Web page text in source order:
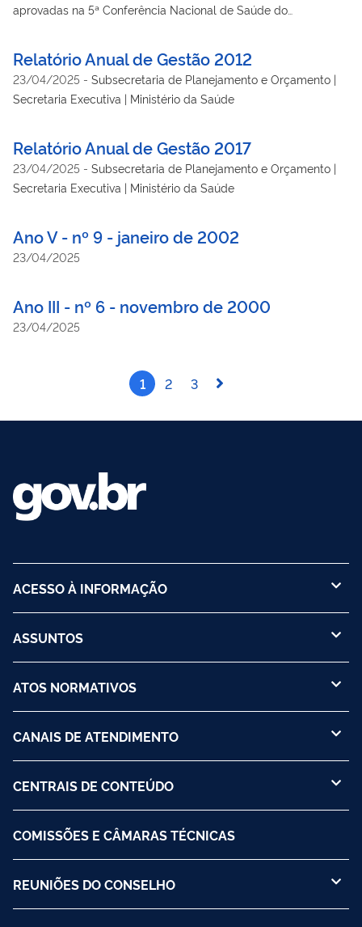
aprovadas na 5ª Conferência Nacional de Saúde do
Relatório Anual de Gestão 2012
23/04/2025 - Subsecretaria de Planejamento e Orçamento |
Secretaria Executiva | Ministério da Saúde
Relatório Anual de Gestão 2017
23/04/2025 - Subsecretaria de Planejamento e Orçamento |
Secretaria Executiva | Ministério da Saúde
Ano V - nº 9 - janeiro de 2002
23/04/2025
Ano III - nº 6 - novembro de 2000
23/04/2025
1 2 3
ACESSO À INFORMAÇÃO
ASSUNTOS
ATOS NORMATIVOS
CANAIS DE ATENDIMENTO
CENTRAIS DE CONTEÚDO
COMISSÕES E CÂMARAS TÉCNICAS
REUNIÕES DO CONSELHO